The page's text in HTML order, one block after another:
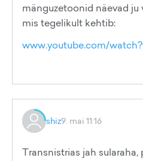
mänguzetoonid näevad ju
mis tegelikult kehtib:
www.youtube.com/
shiz9. mai 11:16
Transnistrias jah sularaha,